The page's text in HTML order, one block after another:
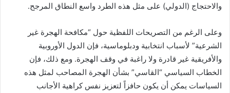
والاحتجاج (الدولي) على مثل هذه الطرد واسع النطاق المرجح.
وعلى الرغم من التصريحات اللفظية حول “مكافحة الهجرة غير
الشرعية” لأسباب انتخابية ودبلوماسية، فإن الدول الأوروبية
والأفريقية غير قادرة ولا راغبة في وقف الهجرة. ومع ذلك، فإن
الخطاب السياسي “القاسي” بشأن الهجرة المصاحب لمثل هذه
السياسات يمكن أن يكون حافزاً لتعزيز نفس كراهية الأجانب